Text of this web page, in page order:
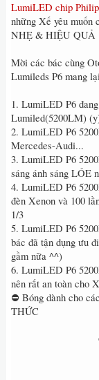
LumiLED chip
những Xế yêu muốn
NHẸ & HIỆU QUẢ
Mời các bác cùng
Lumileds P6 mang
1. LumiLED P6
Lumiled(5200LM)
2. LumiLED P6
Mercedes-Audi...
3. LumiLED P6
sáng ánh sáng LÓE
4. LumiLED P6
đèn Xenon và 100
1/3
5. LumiLED P6
bác đã tận dụng ưu
gầm nữa ^^)
6. LumiLED P6
nên rất an toàn cho
⛔ Bóng dành cho
THỨC